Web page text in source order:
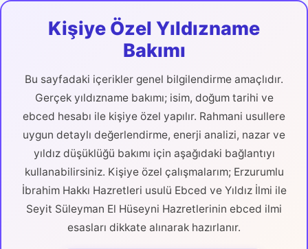
Kişiye Özel Yıldızname
Bakımı
Bu sayfadaki içerikler genel bilgilendirme amaçlıdır.
Gerçek yıldızname bakımı; isim, doğum tarihi ve
ebced hesabı ile kişiye özel yapılır. Rahmani usullere
uygun detaylı değerlendirme, enerji analizi, nazar ve
yıldız düşüklüğü bakımı için aşağıdaki bağlantıyı
kullanabilirsiniz. Kişiye özel çalışmalarım; Erzurumlu
İbrahim Hakkı Hazretleri usulü Ebced ve Yıldız İlmi ile
Seyit Süleyman El Hüseyni Hazretlerinin ebced ilmi
esasları dikkate alınarak hazırlanır.